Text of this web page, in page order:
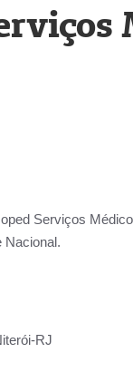
Serviços
Nacional.
RJ